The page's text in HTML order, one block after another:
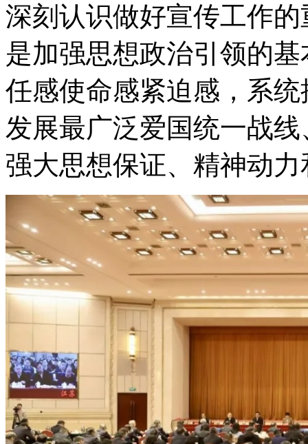
深刻认识做好宣传工作
是加强思想政治引领的
任感使命感紧迫感，系
发展最广泛爱国统一战
强大思想保证、精神动